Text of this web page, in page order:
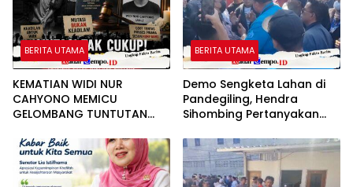
BERITA UTAMA
KEMATIAN WIDI NUR
CAHYONO MEMICU
GELOMBANG TUNTUTAN
TAK MENJAWAB
PERTANYAAN HUKUM,
DESAKAN PROSES PIDANA
BERITA UTAMA
Demo Sengketa Lahan di
Pandegiling, Hendra
Sihombing Pertanyakan